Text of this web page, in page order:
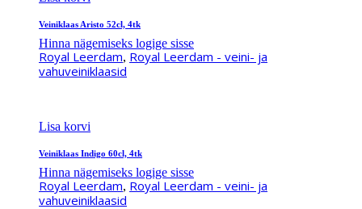
Royal Leerdam, Royal Leerdam - veini- ja
vahuveiniklaasid
Veiniklaas Aristo 52cl, 4tk
Hinna nägemiseks logige sisse
Lisa korvi
Royal Leerdam, Royal Leerdam - veini- ja
vahuveiniklaasid
Veiniklaas Indigo 60cl, 4tk
Hinna nägemiseks logige sisse